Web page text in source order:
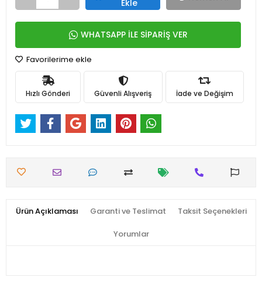
Ekle
WHATSAPP İLE SİPARİŞ VER
Favorilerime ekle
Hızlı Gönderi Güvenli Alışveriş İade ve Değişim
Ürün Açıklaması Garanti ve Teslimat Taksit Seçenekleri
Yorumlar